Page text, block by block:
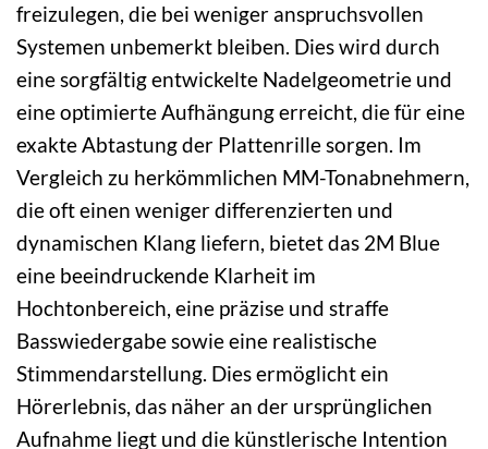
freizulegen, die bei weniger anspruchsvollen
Systemen unbemerkt bleiben. Dies wird durch
eine sorgfältig entwickelte Nadelgeometrie und
eine optimierte Aufhängung erreicht, die für eine
exakte Abtastung der Plattenrille sorgen. Im
Vergleich zu herkömmlichen MM-Tonabnehmern,
die oft einen weniger differenzierten und
dynamischen Klang liefern, bietet das 2M Blue
eine beeindruckende Klarheit im
Hochtonbereich, eine präzise und straffe
Basswiedergabe sowie eine realistische
Stimmendarstellung. Dies ermöglicht ein
Hörerlebnis, das näher an der ursprünglichen
Aufnahme liegt und die künstlerische Intention